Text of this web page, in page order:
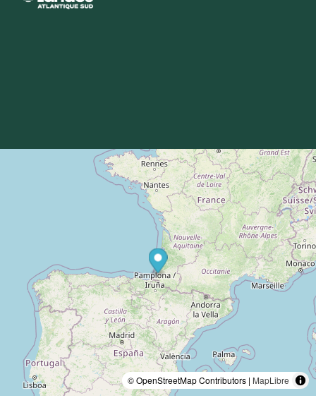
© OpenStreetMap Contributors | MapLibre